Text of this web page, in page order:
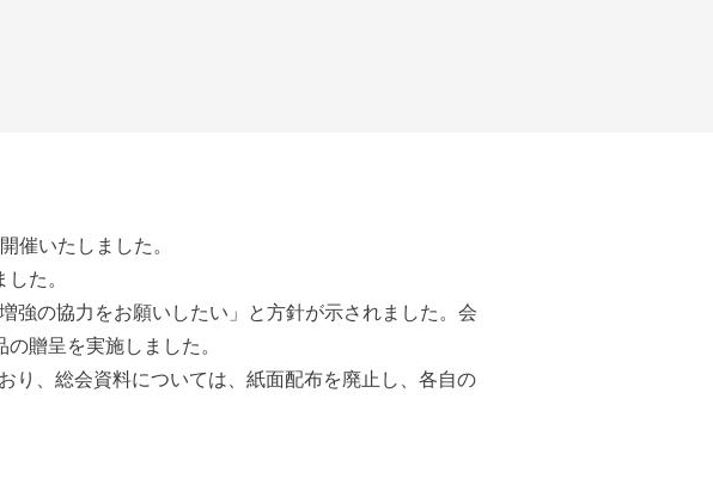
催いたしました。
た。
の協力をお願いしたい」と方針が示されました。会
贈呈を実施しました。
、総会資料については、紙面配布を廃止し、各自の